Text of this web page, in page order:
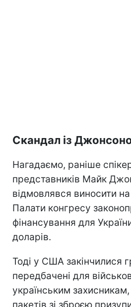
Скандал із
Нагадаємо, раніше
представників Майк
відмовлявся виносити
Палати конгресу
фінансування для
доларів.
Тоді у США закінчилися
передбачені для
українським
пакетів зі зброєю